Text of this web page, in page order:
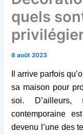
quels
8 août 2023
Il arrive parfois
sa maison pour
soi.
contemporaine
devenu l’une des